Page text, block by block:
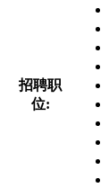
招聘职
位: